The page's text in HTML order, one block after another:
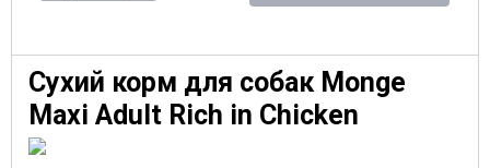
Сухий корм для собак Monge
Maxi Adult Rich in Chicken